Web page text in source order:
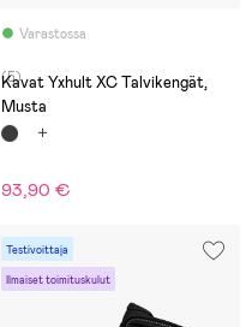
Varastossa
(5)
Kavat Yxhult XC Talvikengät,
Musta
93,90 €
Testivoittaja
Ilmaiset toimituskulut